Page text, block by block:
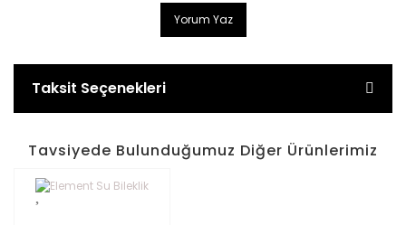
Yorum Yaz
Taksit Seçenekleri
Tavsiyede Bulunduğumuz Diğer Ürünlerimiz